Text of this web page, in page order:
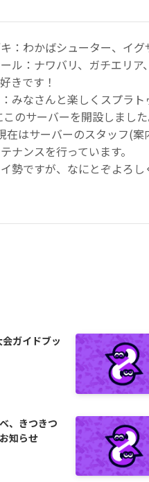
：わかばシューター、イグ
ル：ナワバリ、ガチエリ
きです！
みなさんと楽しくスプラト
のサーバーを開設しました
在はサーバーのスタッフ(
ナンスを行っています。
勢ですが、なにとぞよろし
ガイドブッ
、きつきつ
知らせ